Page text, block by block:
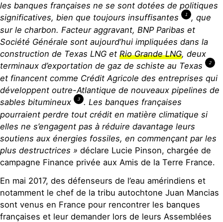
les banques françaises ne se sont dotées de politiques
significatives, bien que toujours insuffisantes
1
, que
sur le charbon. Facteur aggravant, BNP Paribas et
Société Générale sont aujourd’hui impliquées dans la
construction de Texas LNG et Rio Grande LNG, deux
terminaux d’exportation de gaz de schiste au Texas
2
et financent comme Crédit Agricole des entreprises qui
développent outre-Atlantique de nouveaux pipelines de
sables bitumineux
3 . Les banques françaises
pourraient perdre tout crédit en matière climatique si
elles ne s’engagent pas à réduire davantage leurs
soutiens aux énergies fossiles, en commençant par les
plus destructrices » déclare Lucie Pinson, chargée de
campagne Finance privée aux Amis de la Terre France.
En mai 2017, des défenseurs de l’eau amérindiens et
notamment le chef de la tribu autochtone Juan Mancias
sont venus en France pour rencontrer les banques
françaises et leur demander lors de leurs Assemblées